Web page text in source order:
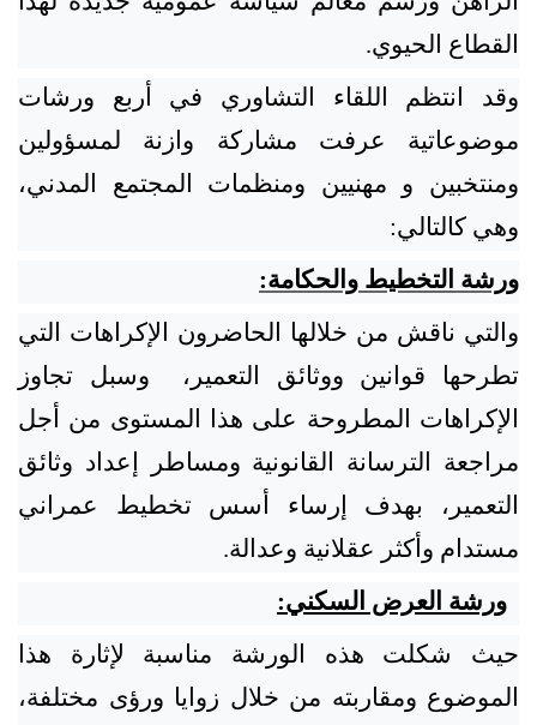
القطاع الحيوي.
وقد انتظم اللقاء التشاوري في أربع ورشات
موضوعاتية عرفت مشاركة وازنة لمسؤولين
ومنتخبين و مهنيين ومنظمات المجتمع المدني،
وهي كالتالي:
ورشة التخطيط والحكامة:
والتي ناقش من خلالها الحاضرون الإكراهات التي
تطرحها قوانين ووثائق التعمير، وسبل تجاوز
الإكراهات المطروحة على هذا المستوى من أجل
مراجعة الترسانة القانونية ومساطر إعداد وثائق
التعمير، بهدف إرساء أسس تخطيط عمراني
مستدام وأكثر عقلانية وعدالة.
ورشة العرض السكني:
حيث شكلت هذه الورشة مناسبة لإثارة هذا
الموضوع ومقاربته من خلال زوايا ورؤى مختلفة،